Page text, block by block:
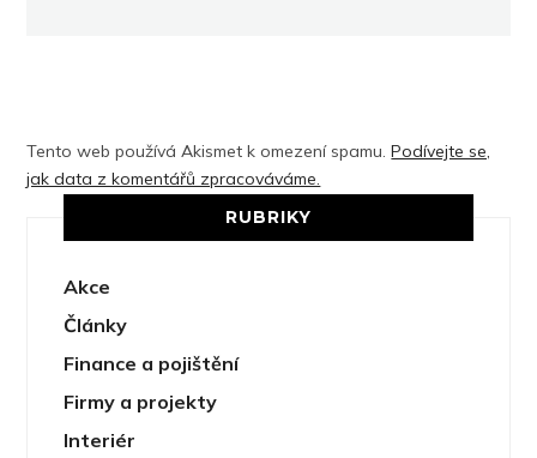
Tento web používá Akismet k omezení spamu.Podívejte se,
jak data z komentářů zpracováváme.
RUBRIKY
Akce
Články
Finance a pojištění
Firmy a projekty
Interiér